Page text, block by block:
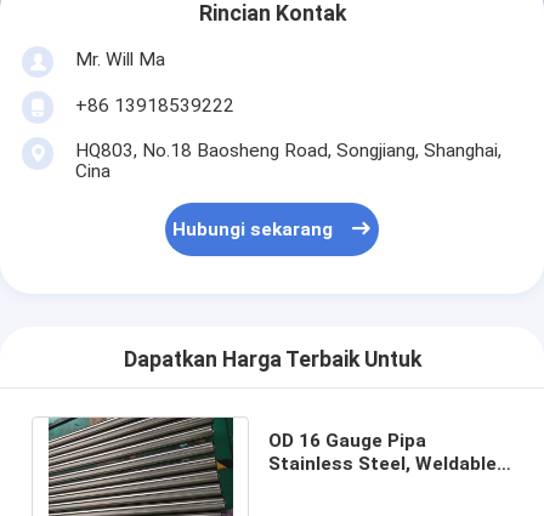
Rincian Kontak
Mr. Will Ma
+86 13918539222
HQ803, No.18 Baosheng Road, Songjiang, Shanghai,
Cina
Hubungi sekarang
Dapatkan Harga Terbaik Untuk
OD 16 Gauge Pipa
Stainless Steel, Weldable